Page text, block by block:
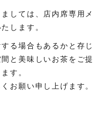
しては、店内席専用メ
します。
る場合もあるかと存じ
と美味しいお茶をご提
す。
お願い申し上げます。